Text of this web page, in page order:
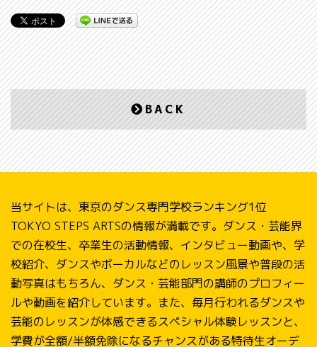
BACK
当サイトは、東京のダンス専門学校ランキング1位
TOKYO STEPS ARTSの情報が満載です。ダンス・芸能界
での在校生、卒業生の活動情報、インタビュー動画や、学
校紹介、ダンスやボーカルなどのレッスン風景や普段の活
動写真はもちろん、ダンス・芸能部門の講師のプロフィー
ルや動画を紹介しています。また、毎月行われるダンスや
芸能のレッスンが体感できるスペシャル体験レッスンと、
学費が全額/半額免除になるチャンスがある特待生オーデ